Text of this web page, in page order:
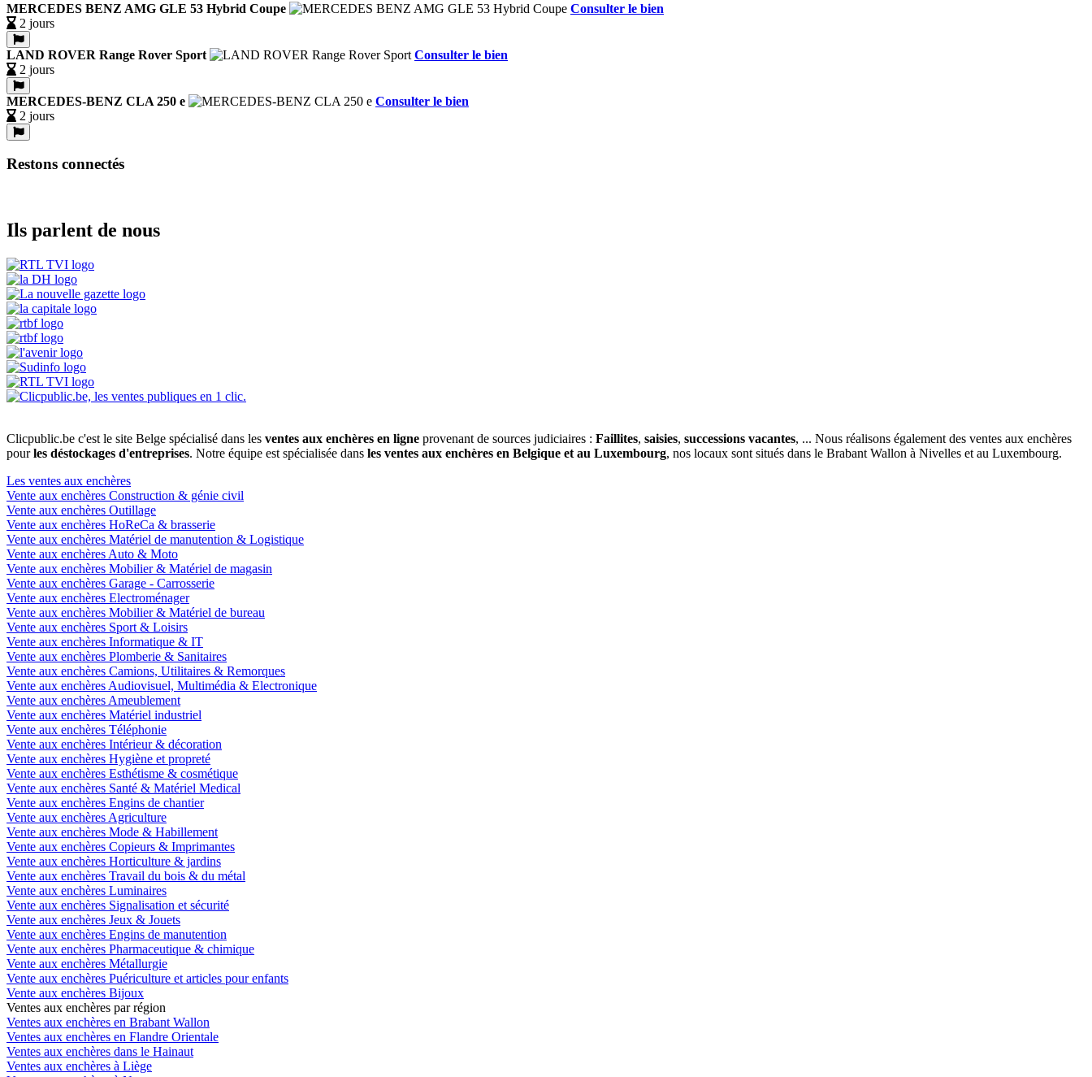
MERCEDES BENZ AMG GLE 53 Hybrid Coupe
Consulter le bien
2 jours
LAND ROVER Range Rover Sport
Consulter le bien
2 jours
MERCEDES-BENZ CLA 250 e
Consulter le bien
2 jours
Restons connectés
Ils parlent de nous
Clicpublic.be c'est le site Belge spécialisé dans les ventes aux enchères en ligne provenant de sources judiciaires : Faillites, saisies, successions vacantes, ... Nous réalisons également des ventes aux enchères
pourles déstockages d'entreprises. Notre équipe est spécialisée dans les ventes aux enchères en Belgique et au Luxembourg, nos locaux sont situés dans le Brabant Wallon à Nivelles et au Luxembourg.
Les ventes aux enchères
Vente aux enchères Construction & génie civil
Vente aux enchères Outillage
Vente aux enchères HoReCa & brasserie
Vente aux enchères Matériel de manutention & Logistique
Vente aux enchères Auto & Moto
Vente aux enchères Mobilier & Matériel de magasin
Vente aux enchères Garage - Carrosserie
Vente aux enchères Electroménager
Vente aux enchères Mobilier & Matériel de bureau
Vente aux enchères Sport & Loisirs
Vente aux enchères Informatique & IT
Vente aux enchères Plomberie & Sanitaires
Vente aux enchères Camions, Utilitaires & Remorques
Vente aux enchères Audiovisuel, Multimédia & Electronique
Vente aux enchères Ameublement
Vente aux enchères Matériel industriel
Vente aux enchères Téléphonie
Vente aux enchères Intérieur & décoration
Vente aux enchères Hygiène et propreté
Vente aux enchères Esthétisme & cosmétique
Vente aux enchères Santé & Matériel Medical
Vente aux enchères Engins de chantier
Vente aux enchères Agriculture
Vente aux enchères Mode & Habillement
Vente aux enchères Copieurs & Imprimantes
Vente aux enchères Horticulture & jardins
Vente aux enchères Travail du bois & du métal
Vente aux enchères Luminaires
Vente aux enchères Signalisation et sécurité
Vente aux enchères Jeux & Jouets
Vente aux enchères Engins de manutention
Vente aux enchères Pharmaceutique & chimique
Vente aux enchères Métallurgie
Vente aux enchères Puériculture et articles pour enfants
Vente aux enchères Bijoux
Ventes aux enchères par région
Ventes aux enchères en Brabant Wallon
Ventes aux enchères en Flandre Orientale
Ventes aux enchères dans le Hainaut
Ventes aux enchères à Liège